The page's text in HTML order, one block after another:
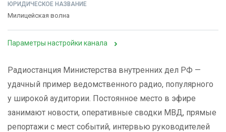
ЮРИДИЧЕСКОЕ НАЗВАНИЕ
Милицейская волна
Параметры настройки канала
Радиостанция Министерства внутренних дел РФ —
удачный пример ведомственного радио, популярного
у широкой аудитории. Постоянное место в эфире
занимают новости, оперативные сводки МВД, прямые
репортажи с мест событий, интервью руководителей